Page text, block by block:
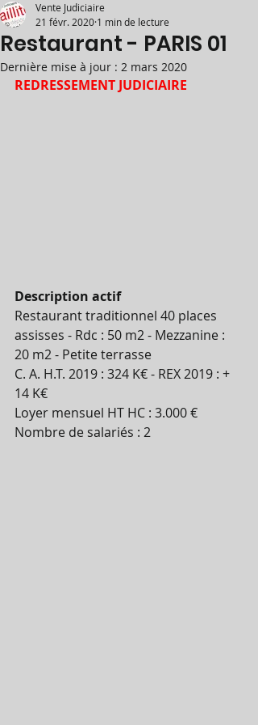
Restaurant - PARIS 01
Vente Judiciaire
21 févr. 2020 1 min de lecture
Dernière mise à jour : 2 mars 2020
REDRESSEMENT JUDICIAIRE
Description actif
Restaurant traditionnel 40 places
assisses - Rdc : 50 m2 - Mezzanine :
20 m2 - Petite terrasse
C. A. H.T. 2019 : 324 K€ - REX 2019 : +
14 K€
Loyer mensuel HT HC : 3.000 €
Nombre de salariés : 2